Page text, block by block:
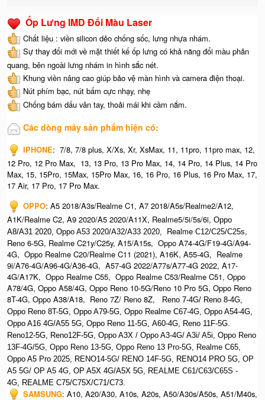
Ốp Lưng IMD Đổi Màu Laser
Chất liệu : viền silicon dẻo chống sốc, lưng nhựa nhám.
Sự thay đổi mới về mặt thiết kế ốp lưng có khả năng đổi màu phản
quang, bên ngoài lưng nhám in hình sắc nét.
Khung viền nâng cao giúp bảo vệ màn hình và camera điện thoại.
Nút phím bạc, nút bấm cực nhạy, nhẹ
Chống bám dấu vân tay, thoải mái khi cầm nắm.
Các dòng máy sản phẩm hiện có:
IPHONE: 7/8, 7/8 plus, X/Xs, Xr, XsMax, 11, 11pro, 11pro max, 12,
12 Pro, 12 Pro Max, 13, 13 Pro, 13 Pro Max, 14, 14 Pro, 14 Plus, 14 Pro
Max, 15, 15Pro, 15Max, 15Pro Max, 16, 16 Pro, 16 Plus, 16 Pro Max, 17,
17 Air, 17 Pro, 17 Pro Max.
OPPO: A5 2018/A3s/Realme C1, A7 2018/A5s/Realme2/A12,
A1K/Realme C2, A9 2020/A5 2020/A11X, Realme5/5i/5s/6i, Oppo
A8/A31 2020, Oppo A53 2020/A32/A33 2020, Realme C12/C25/C25s,
Reno 6-5G, Realme C21y/C25y, A15/A15s, Oppo A74-4G/F19-4G/A94-
4G, Oppo Realme C20/Realme C11 (2021), A16K, A55-4G, Realme
9i/A76-4G/A96-4G/A36-4G, A57-4G 2022/A77s/A77-4G 2022, A17-
4G/A17K, Oppo Realme C55, Oppo Realme C53/Realme C51, Oppo
A78/4G, Oppo A58/4G, Oppo Reno 10-5G/Reno 10 Pro 5G, Oppo Reno
8T-4G, Oppo A38/A18, Reno 7Z/ Reno 8Z,
Reno 7-4G/ Reno 8-4G,
Oppo Reno 8T-5G, Oppo A79-5G, Oppo Realme C67-4G, Oppo A54-4G,
Oppo A16 4G/A55 5G, Oppo Reno 11-5G, A60-4G, Reno 11F-5G.
Reno12-5G, Reno12F-5G, Oppo A3X / Oppo A3-4G/ A3i/ A5i, Oppo Reno
13F-4G/5G, Oppo Reno 13-5G, Oppo Reno 13 Pro-5G, Realme C65,
Oppo A5 Pro 2025, RENO14-5G/ RENO 14F-5G, RENO14 PRO 5G, OP
A5 5G/ OP A5 4G, OP A5X 4G/A5X 5G,
REALME C61/C63/C65S -
4G,
REALME C75/C75X/C71/C73.
SAMSUNG: A10, A20/A30, A10s, A20s, A50/A30s/A50s, A51/M40s,